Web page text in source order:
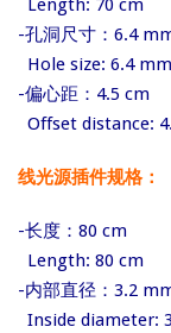
Length: 70 cm
-孔洞尺寸：6.4
Hole size: 6.4 mm
-偏心距：4.5 cm
Offset distance:
线光源插件规格：
-长度：80 cm
Length: 80 cm
-内部直径：3.2
Inside diameter: